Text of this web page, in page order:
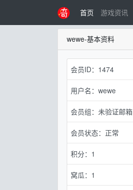
首页 游戏资讯
wewe-基本资料
会员ID：1474
用户名：wewe
会员组：未验证邮箱
会员状态：正常
积分：1
窝瓜：1